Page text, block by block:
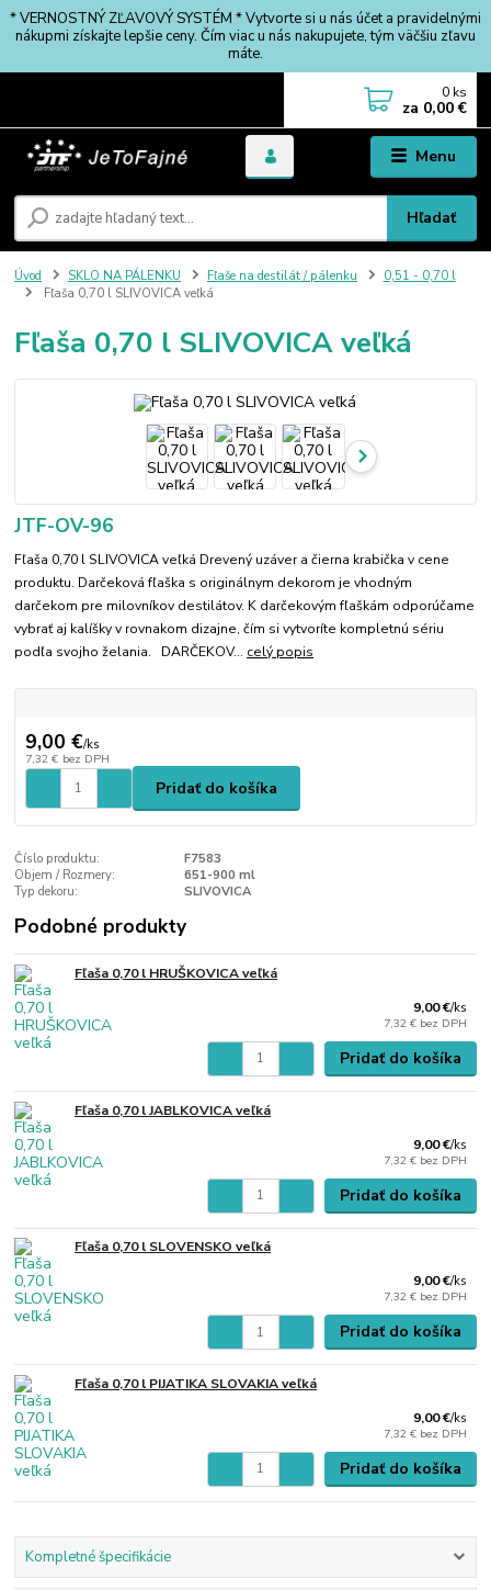
* VERNOSTNÝ ZĽAVOVÝ SYSTÉM * Vytvorte si u nás účet a pravidelnými
nákupmi získajte lepšie ceny. Čím viac u nás nakupujete, tým väčšiu zľavu
máte.
Menu
Hľadať
0 ks
za 0,00 €
Úvod SKLO NA PÁLENKU Fľaše na destilát / pálenku
0,51 - 0,70 l
Fľaša 0,70 l SLIVOVICA veľká
Fľaša 0,70 l SLIVOVICA veľká
JTF-OV-96
Fľaša 0,70 l SLIVOVICA veľká Drevený uzáver a čierna krabička v cene
produktu. Darčeková fľaška s originálnym dekorom je vhodným
darčekom pre milovníkov destilátov. K darčekovým fľaškám odporúčame
vybrať aj kalíšky v rovnakom dizajne, čím si vytvoríte kompletnú sériu
podľa svojho želania. DARČEKOV... celý popis
9,00 €/ks
7,32 € bez DPH
Pridať do košíka
Číslo produktu:
F7583
Objem / Rozmery:
651-900 ml
Typ dekoru:
SLIVOVICA
Podobné produkty
Fľaša 0,70 l HRUŠKOVICA veľká
9,00 €/ks
7,32 € bez DPH
Pridať do košíka
Fľaša 0,70 l JABLKOVICA veľká
9,00 €/ks
7,32 € bez DPH
Pridať do košíka
Fľaša 0,70 l SLOVENSKO veľká
9,00 €/ks
7,32 € bez DPH
Pridať do košíka
Fľaša 0,70 l PIJATIKA SLOVAKIA veľká
9,00 €/ks
7,32 € bez DPH
Pridať do košíka
Kompletné špecifikácie